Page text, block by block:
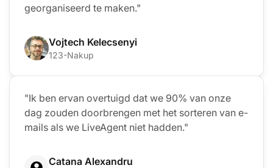
georganiseerd te maken."
Vojtech Kelecsenyi
123-Nakup
"Ik ben ervan overtuigd dat we 90% van onze
dag zouden doorbrengen met het sorteren van e-
mails als we LiveAgent niet hadden."
Catana Alexandru